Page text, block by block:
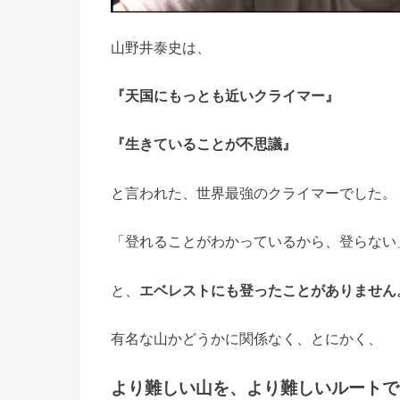
山野井泰史は、
『天国にもっとも近いクライマー』
『生きていることが不思議』
と言われた、世界最強のクライマーでした。
「登れることがわかっているから、登らない
と、 エベレストにも登ったことがありません
有名な山かどうかに関係なく、とにかく、
より難しい山を、より難しいルートで